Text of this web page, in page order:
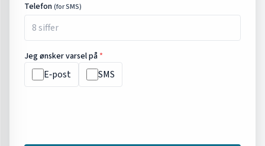
Telefon(for SMS)
Jeg ønsker varsel på *
E‑post SMS